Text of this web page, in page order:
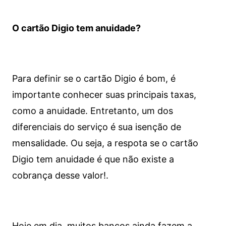
O cartão Digio tem anuidade?
Para definir se o cartão Digio é bom, é
importante conhecer suas principais taxas,
como a anuidade. Entretanto, um dos
diferenciais do serviço é sua isenção de
mensalidade. Ou seja, a respota se o cartão
Digio tem anuidade é que não existe a
cobrança desse valor!.